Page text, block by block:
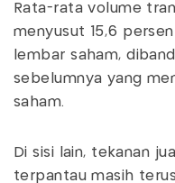
Rata-rata volume
menyusut 15,6
lembar saham,
sebelumnya yang
saham.
Di sisi lain, tekanan
terpantau masih